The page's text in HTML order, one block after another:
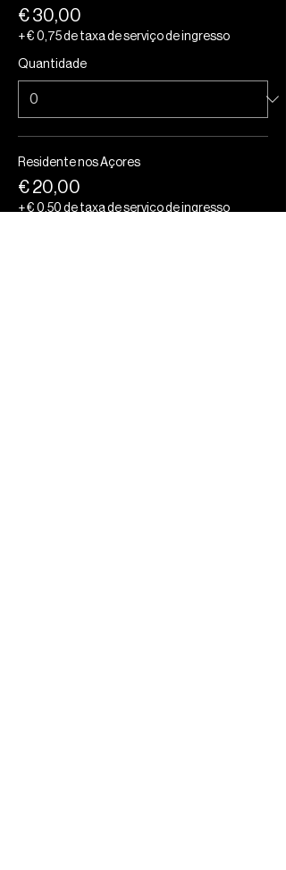
€ 30,00
+ € 0,75 de taxa de serviço de ingresso
Quantidade
Residente nos Açores
€ 20,00
+ € 0,50 de taxa de serviço de ingresso